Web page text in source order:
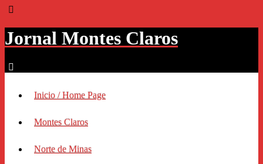
Jornal Montes Claros
Inicio / Home Page
Montes Claros
Norte de Minas